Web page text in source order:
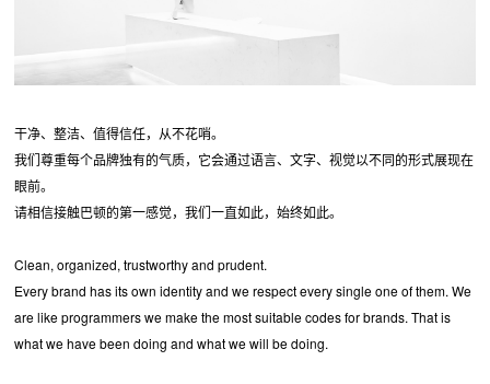
干净、整洁、值得信任，从不花哨。
我们尊重每个品牌独有的气质，它会通过语言、文字、视觉以不同的形式展现在
眼前。
请相信接触巴顿的第一感觉，我们一直如此，始终如此。
Clean, organized, trustworthy and prudent.
Every brand has its own identity and we respect every single one of them. We
are like programmers we make the most suitable codes for brands. That is
what we have been doing and what we will be doing.